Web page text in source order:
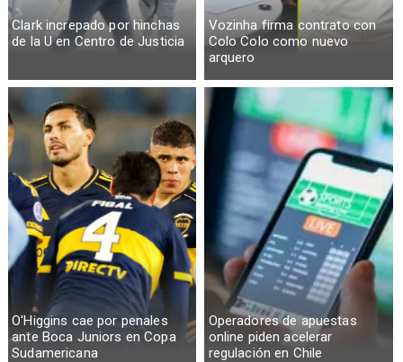
Clark increpado por hinchas
de la U en Centro de Justicia
Vozinha firma contrato con
Colo Colo como nuevo
arquero
O'Higgins cae por penales
ante Boca Juniors en Copa
Sudamericana
Operadores de apuestas
online piden acelerar
regulación en Chile